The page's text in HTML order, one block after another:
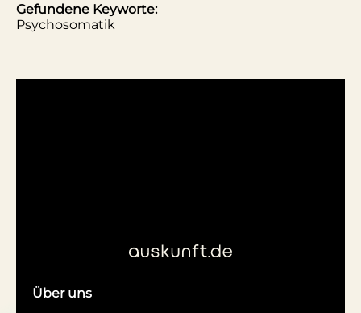
Gefundene Keyworte:
Psychosomatik
Über uns